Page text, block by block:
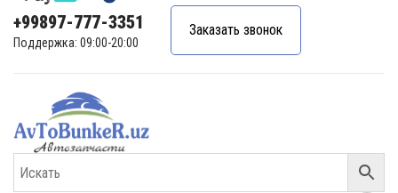
+99897-777-3351
Поддержка: 09:00-20:00
Заказать звонок